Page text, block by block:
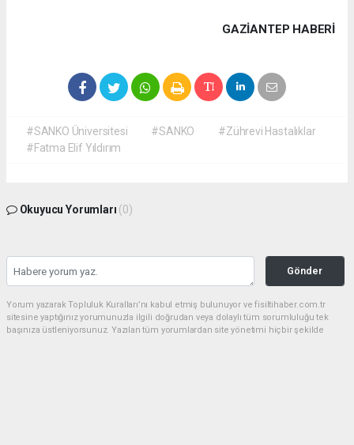
GAZIANTEP HABERİ
#SANKO Üniversitesi #SANKO
#Zührevi Hastalıklar
#Fatma Elif Yıldırım
Okuyucu Yorumları (0)
Gönder
Yorum yazarak Topluluk Kuralları’nı kabul etmiş bulunuyor ve fisiltihaber.com.tr
sitesine yaptığınız yorumunuzla ilgili doğrudan veya dolaylı tüm sorumluluğu tek
başınıza üstleniyorsunuz. Yazılan tüm yorumlardan site yönetimi hiçbir şekilde